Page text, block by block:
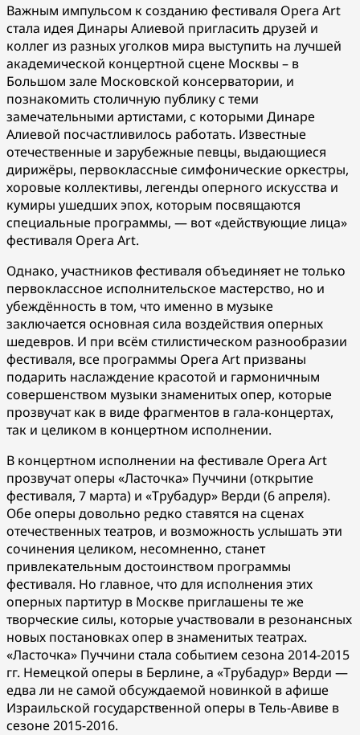
Важным импульсом к созданию фестиваля Opera Art
стала идея Динары Алиевой пригласить друзей и
коллег из разных уголков мира выступить на лучшей
академической концертной сцене Москвы – в
Большом зале Московской консерватории, и
познакомить столичную публику с теми
замечательными артистами, с которыми Динаре
Алиевой посчастливилось работать. Известные
отечественные и зарубежные певцы, выдающиеся
дирижёры, первоклассные симфонические оркестры,
хоровые коллективы, легенды оперного искусства и
кумиры ушедших эпох, которым посвящаются
специальные программы, — вот «действующие лица»
фестиваля Opera Art.
Однако, участников фестиваля объединяет не только
первоклассное исполнительское мастерство, но и
убеждённость в том, что именно в музыке
заключается основная сила воздействия оперных
шедевров. И при всём стилистическом разнообразии
фестиваля, все программы Opera Art призваны
подарить наслаждение красотой и гармоничным
совершенством музыки знаменитых опер, которые
прозвучат как в виде фрагментов в гала-концертах,
так и целиком в концертном исполнении.
В концертном исполнении на фестивале Opera Art
прозвучат оперы «Ласточка» Пуччини (открытие
фестиваля, 7 марта) и «Трубадур» Верди (6 апреля).
Обе оперы довольно редко ставятся на сценах
отечественных театров, и возможность услышать эти
сочинения целиком, несомненно, станет
привлекательным достоинством программы
фестиваля. Но главное, что для исполнения этих
оперных партитур в Москве приглашены те же
творческие силы, которые участвовали в резонансных
новых постановках опер в знаменитых театрах.
«Ласточка» Пуччини стала событием сезона 2014-2015
гг. Немецкой оперы в Берлине, а «Трубадур» Верди —
едва ли не самой обсуждаемой новинкой в афише
Израильской государственной оперы в Тель-Авиве в
сезоне 2015-2016.